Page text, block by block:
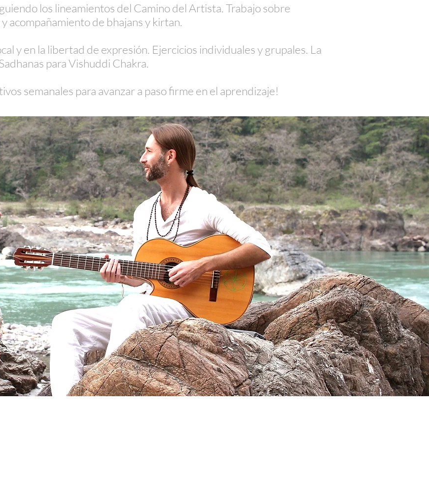
los lineamientos del Camino del Artista. Trabajo sobre
acompañamiento de bhajans y kirtan.
y en la libertad de expresión. Ejercicios individuales y grupales. La
para Vishuddi Chakra.
semanales para avanzar a paso firme en el aprendizaje!